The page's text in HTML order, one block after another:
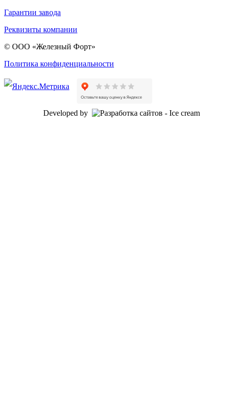
Гарантии завода
Реквизиты компании
© ООО «Железный Форт»
Политика конфиденциальности
Developed by